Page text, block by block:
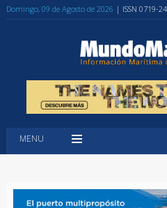
Domingo, 09 de Agosto de 2026 | ISSN 0719-
MENU